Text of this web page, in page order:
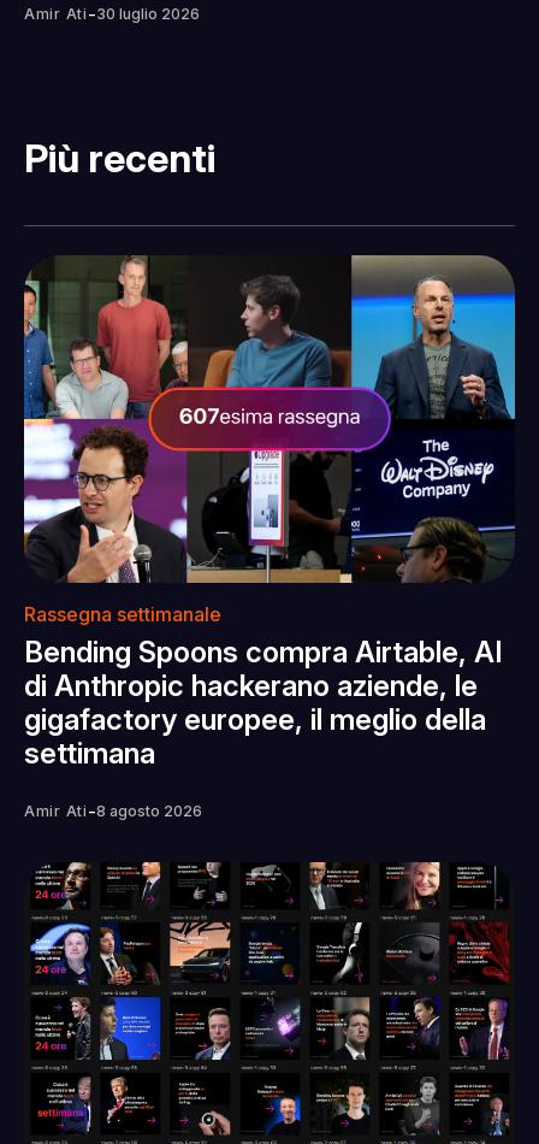
Amir Ati -30 luglio 2026
Più recenti
Rassegna settimanale
Bending Spoons compra Airtable, AI
di Anthropic hackerano aziende, le
gigafactory europee, il meglio della
settimana
Amir Ati -8 agosto 2026